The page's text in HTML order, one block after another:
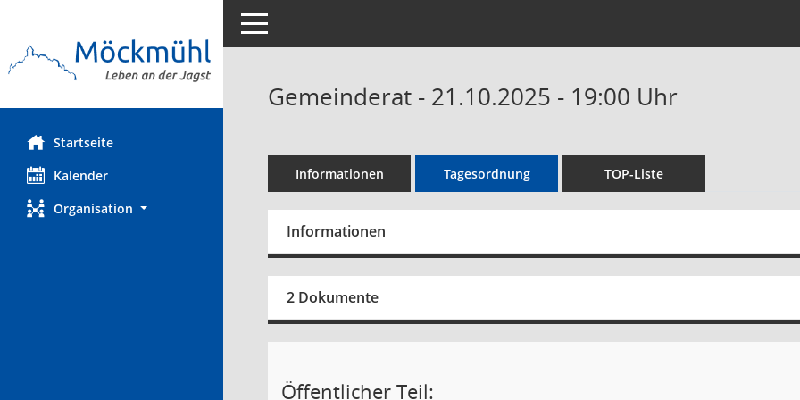
Startseite
Kalender
Organisation
Toggle navigation
Gemeinderat - 21.10.2025 - 19:00 Uhr
Informationen Tagesordnung TOP-Liste
Informationen
2 Dokumente
Öffentlicher Teil: